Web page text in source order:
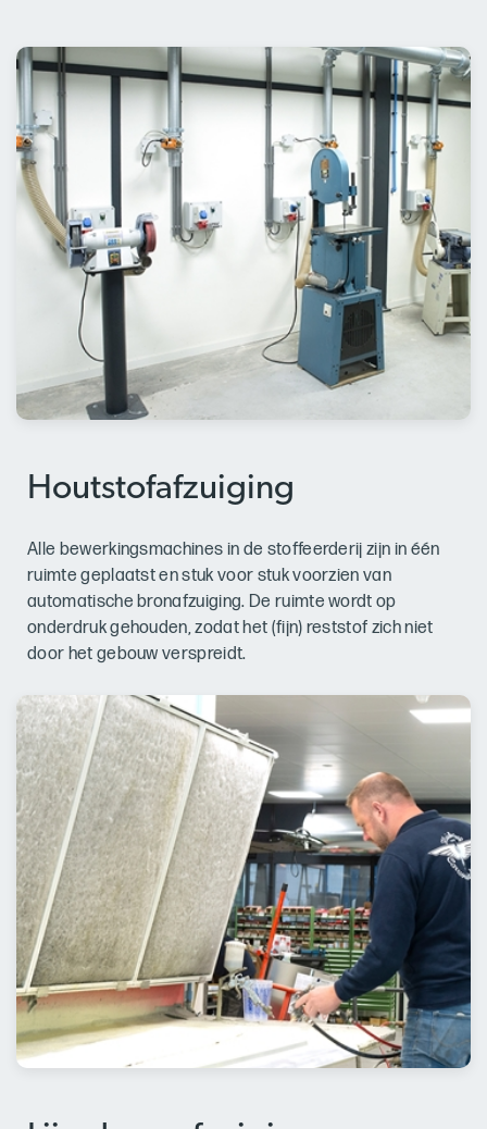
Houtstofafzuiging
Alle bewerkingsmachines in de stoffeerderij zijn in één
ruimte geplaatst en stuk voor stuk voorzien van
automatische bronafzuiging. De ruimte wordt op
onderdruk gehouden, zodat het (fijn) reststof zich niet
door het gebouw verspreidt.